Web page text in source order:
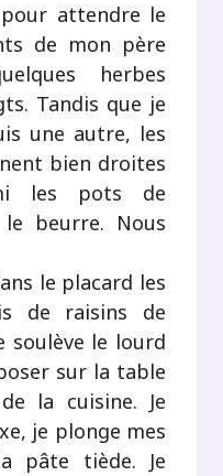
pour attendre le
de mon père
herbes
Tandis que je
une autre, les
bien droites
les pots de
beurre. Nous
le placard les
de raisins de
soulève le lourd
sur la table
la cuisine. Je
je plonge mes
pâte tiède. Je